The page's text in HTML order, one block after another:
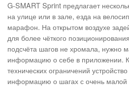
G-SMART Sprint предлагает
на улице или в зале, езда на
марафон. На открытом воздухе
для более чёткого
подсчёта шагов не хромала, нужно
информацию о себе в приложении.
технических ограничений
информацию о шагах с очень малой